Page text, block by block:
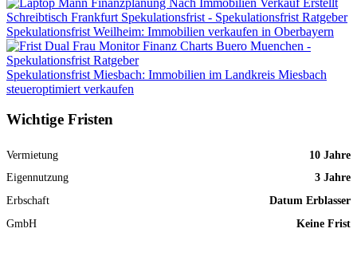
Spekulationsfrist Weilheim: Immobilien verkaufen in Oberbayern
Spekulationsfrist Miesbach: Immobilien im Landkreis Miesbach
steueroptimiert verkaufen
Wichtige Fristen
Vermietung
10 Jahre
Eigennutzung
3 Jahre
Erbschaft
Datum Erblasser
GmbH
Keine Frist